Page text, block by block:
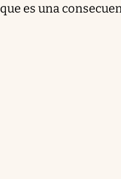
que es una